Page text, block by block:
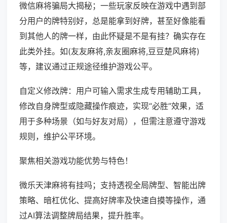
微信麻将骗局大揭秘；一些玩家反映在游戏中遇到部
分用户的牌特别好，总是能拿到好牌，甚至好像能看
到其他人的牌一样，由此怀疑是不是有挂？确实存在
此类外挂。如(友友麻将,亲友圈麻将,豆豆楚风麻将)
等，建议通过正规途径维护游戏公平。
自定义修改牌：用户可输入需求生成专用辅助工具，
修改自身牌型或隐藏操作痕迹，实现“必胜”效果，适
用于多种场景（如与好友对局），但需注意遵守游戏
规则，维护公平环境。
聚焦相关游戏功能优势与特色！
微乐天津麻将有挂吗；支持透视全局牌型、智能出牌
策略、暗杠优化、提高好牌率及快速自摸等操作，通
过AI算法调整牌局结果，提升胜率。